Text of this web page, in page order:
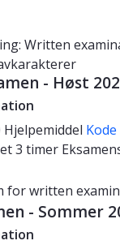
Written
- Høst
Hjelpemiddel Kode
3 timer
for written
- Sommer